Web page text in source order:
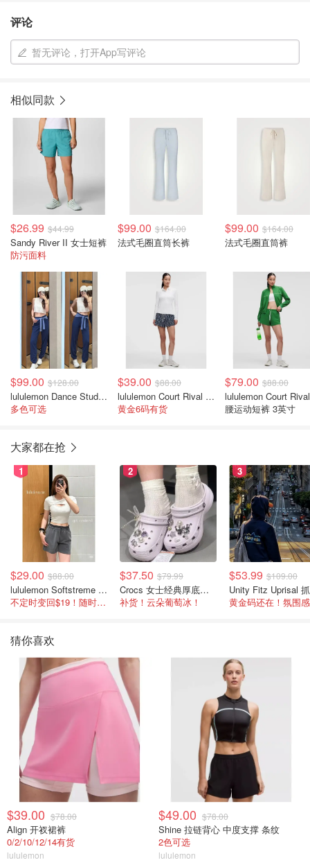
评论
暂无评论，打开App写评论
相似同款
$26.99 $44.99
Sandy River II 女士短裤
防污面料
$99.00 $164.00
法式毛圈直筒长裤
$99.00 $164.00
法式毛圈直筒裤
$99.00 $128.00
lululemon Dance Studio 中腰长裤 女装常规款
多色可选
$39.00 $88.00
lululemon Court Rival 高腰短裤 3英寸
黄金6码有货
$79.00 $88.00
lululemon Court
腰运动短裤 3英寸
大家都在抢
1
$29.00 $88.00
lululemon Softstreme 女士高腰短裤 10cm
不定时变回$19！随时点进来看
2
$37.50 $79.99
Crocs 女士经典厚底凉鞋
补货！云朵葡萄冰！
3
$53.99 $109.00
猜你喜欢
$39.00 $78.00
Align 开衩裙裤
0/2/10/12/14有货
lululemon
$49.00 $78.00
Shine 拉链背心 中度支撑 条纹
2色可选
lululemon